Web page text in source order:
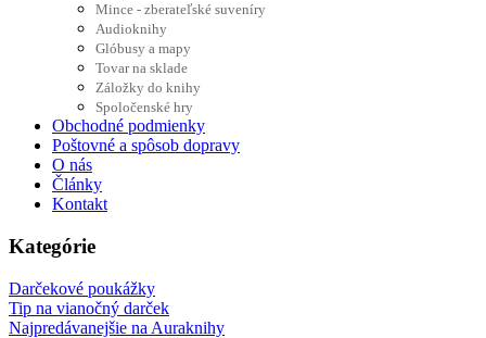
Mince - zberateľské suveníry
Audioknihy
Glóbusy a mapy
Tovar na sklade
Záložky do knihy
Spoločenské hry
Obchodné podmienky
Poštovné a spôsob dopravy
O nás
Články
Kontakt
Kategórie
Darčekové poukážky
Tip na vianočný darček
Najpredávanejšie na Auraknihy